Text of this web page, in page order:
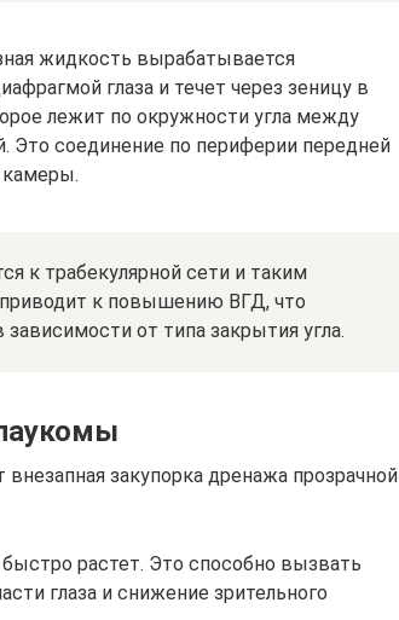
жидкость вырабатывается
глаза и течет через зеницу в
лежит по окружности угла между
Это соединение по периферии передней
камеры.
к трабекулярной сети и таким
к повышению ВГД, что
от типа закрытия угла.
закупорка дренажа прозрачной
растет. Это способно вызвать
глаза и снижение зрительного